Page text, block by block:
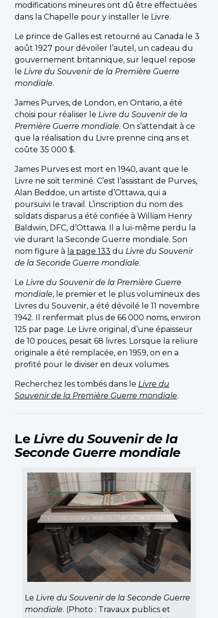
modifications mineures ont dû être effectuées
dans la Chapelle pour y installer le Livre.
Le prince de Galles est retourné au Canada le 3
août 1927 pour dévoiler l’autel, un cadeau du
gouvernement britannique, sur lequel repose
le Livre du Souvenir de la Première Guerre
mondiale.
James Purves, de London, en Ontario, a été
choisi pour réaliser le Livre du Souvenir de la
Première Guerre mondiale. On s’attendait à ce
que la réalisation du Livre prenne cinq ans et
coûte 35 000 $.
James Purves est mort en 1940, avant que le
Livre ne soit terminé. C’est l’assistant de Purves,
Alan Beddoe, un artiste d’Ottawa, qui a
poursuivi le travail. L’inscription du nom des
soldats disparus a été confiée à William Henry
Baldwin, DFC, d’Ottawa. Il a lui-même perdu la
vie durant la Seconde Guerre mondiale. Son
nom figure à la page 133 du Livre du Souvenir
de la Seconde Guerre mondiale.
Le Livre du Souvenir de la Première Guerre
mondiale, le premier et le plus volumineux des
Livres du Souvenir, a été dévoilé le 11 novembre
1942. Il renfermait plus de 66 000 noms, environ
125 par page. Le Livre original, d’une épaisseur
de 10 pouces, pesait 68 livres. Lorsque la reliure
originale a été remplacée, en 1959, on en a
profité pour le diviser en deux volumes.
Recherchez les tombés dans le Livre du
Souvenir de la Première Guerre mondiale.
Le Livre du Souvenir de la
Seconde Guerre mondiale
Le Livre du Souvenir de la Seconde Guerre
mondiale. (Photo : Travaux publics et